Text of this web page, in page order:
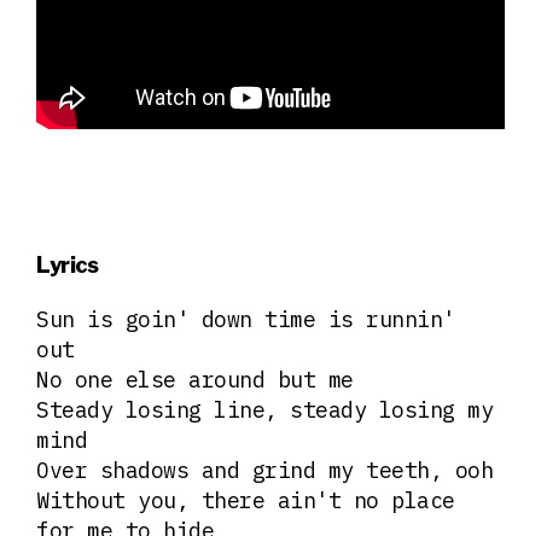
Lyrics
Sun is goin' down time is runnin'
out
No one else around but me
Steady losing line, steady losing my
mind
Over shadows and grind my teeth, ooh
Without you, there ain't no place